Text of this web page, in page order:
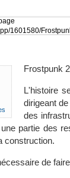
Frostpunk
L'histoire
dirigeant
des
partie des
construction.
de